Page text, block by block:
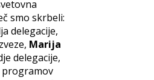
smo skrbeli:
delegacije,
Marija
delegacije,
programov